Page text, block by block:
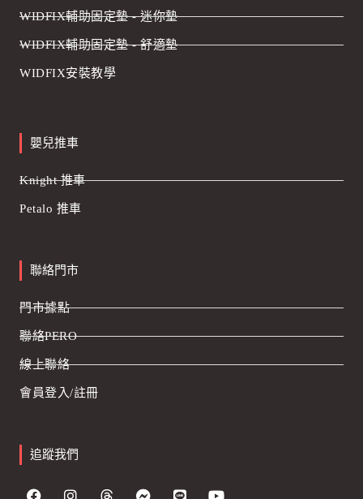
WIDFIX輔助固定墊 - 迷你墊
WIDFIX輔助固定墊 - 舒適墊
WIDFIX安裝教學
嬰兒推車
Knight 推車
Petalo 推車
聯絡門市
門市據點
聯絡PERO
線上聯絡
會員登入/註冊
追蹤我們